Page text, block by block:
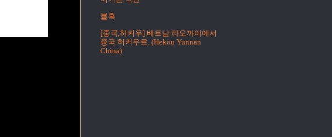
불혹
[중국,허커우] 베트남 라오까이에서
중국 허커우로. (Hekou Yunnan
China)